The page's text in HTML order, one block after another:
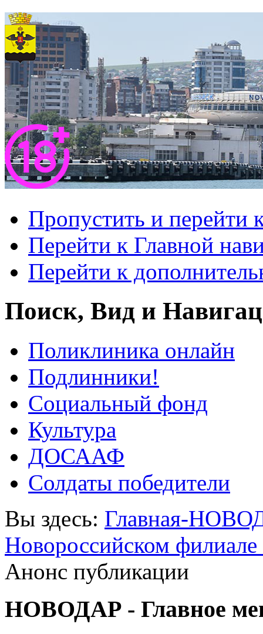
Пропустить и перейти
Перейти к Главной
Перейти к
Поиск, Вид и
Поликлиника онлайн
Подлинники!
Социальный фонд
Культура
ДОСААФ
Солдаты победители
Вы здесь: Главная-
Новороссийском
Анонс публикации
НОВОДАР - Главное